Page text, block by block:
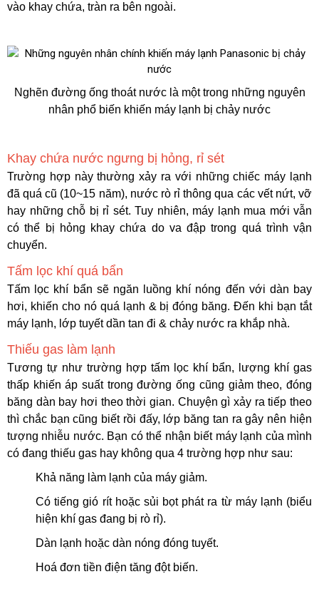
vào khay chứa, tràn ra bên ngoài.
Nghẽn đường ống thoát nước là một trong những nguyên
nhân phổ biến khiến máy lạnh bị chảy nước
Khay chứa nước ngưng bị hỏng, rỉ sét
Trường hợp này thường xảy ra với những chiếc máy lạnh
đã quá cũ (10~15 năm), nước rò rỉ thông qua các vết nứt, vỡ
hay những chỗ bị rỉ sét. Tuy nhiên, máy lạnh mua mới vẫn
có thể bị hỏng khay chứa do va đập trong quá trình vận
chuyển.
Tấm lọc khí quá bẩn
Tấm lọc khí bẩn sẽ ngăn luồng khí nóng đến với dàn bay
hơi, khiến cho nó quá lạnh & bị đóng băng. Đến khi bạn tắt
máy lạnh, lớp tuyết dần tan đi & chảy nước ra khắp nhà.
Thiếu gas làm lạnh
Tương tự như trường hợp tấm lọc khí bẩn, lượng khí gas
thấp khiến áp suất trong đường ống cũng giảm theo, đóng
băng dàn bay hơi theo thời gian. Chuyện gì xảy ra tiếp theo
thì chắc bạn cũng biết rồi đấy, lớp băng tan ra gây nên hiện
tượng nhiễu nước. Bạn có thể nhận biết máy lạnh của mình
có đang thiếu gas hay không qua 4 trường hợp như sau:
Khả năng làm lạnh của máy giảm.
Có tiếng gió rít hoặc sủi bọt phát ra từ máy lạnh (biểu
hiện khí gas đang bị rò rỉ).
Dàn lạnh hoặc dàn nóng đóng tuyết.
Hoá đơn tiền điện tăng đột biến.